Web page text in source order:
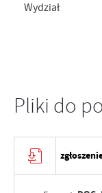
Wydział
Pliki do